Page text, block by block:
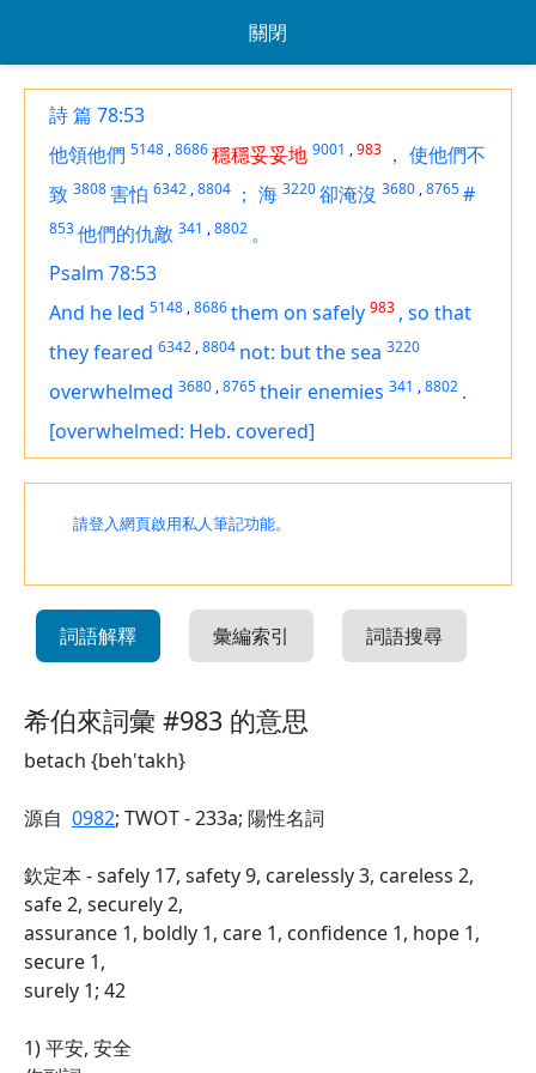
關閉
詩 篇 78:53
他領他們 5148 ,8686穩穩妥妥地 9001 ,983 ， 使他們不
致 3808害怕 6342 ,8804 ； 海 3220卻淹沒 3680 ,8765#
853他們的仇敵 341 ,8802 。
Psalm 78:53
And he led 5148 ,8686them on safely 983 , so that
they feared 6342 ,8804 not: but the sea 3220
overwhelmed 3680 ,8765their enemies 341 ,8802 .
[overwhelmed: Heb. covered]
請登入網頁啟用私人筆記功能。
詞語解釋 彙編索引 詞語搜尋
希伯來詞彙 #983 的意思
betach {beh'takh}
源自 0982; TWOT - 233a; 陽性名詞
欽定本 - safely 17, safety 9, carelessly 3, careless 2,
safe 2, securely 2,
assurance 1, boldly 1, care 1, confidence 1, hope 1,
secure 1,
surely 1; 42
1) 平安, 安全